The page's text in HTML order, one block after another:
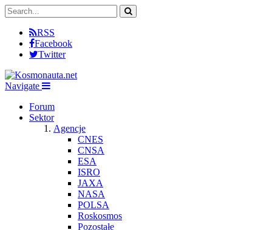
RSS
Facebook
Twitter
Navigate
Forum
Sektor
Agencje
CNES
CNSA
ESA
ISRO
JAXA
NASA
POLSA
Roskosmos
Pozostałe